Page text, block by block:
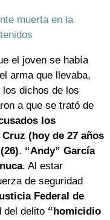
muerta en la
el joven se había
arma que llevaba,
dichos de los
a que se trató de
los
(hoy de 27 años
. “Andy” García
. Al estar
de seguridad
Federal de
del delito “homicidio